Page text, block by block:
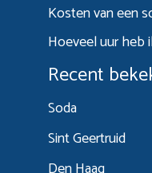
Kosten van een
Hoeveel uur heb
Recent
Soda
Sint Geertruid